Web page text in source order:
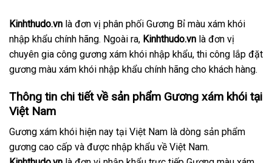
Kinhthudo.vn là đơn vị phân phối Gương Bỉ màu xám khói
nhập khẩu chính hãng. Ngoài ra, Kinhthudo.vn là đơn vị
chuyên gia công gương xám khói nhập khẩu, thi công lắp đặt
gương màu xám khói nhập khẩu chính hãng cho khách hàng.
Thông tin chi tiết về sản phẩm Gương xám khói tại
Việt Nam
Gương xám khói hiện nay tại Việt Nam là dòng sản phẩm
gương cao cấp và được nhập khẩu về Việt Nam.